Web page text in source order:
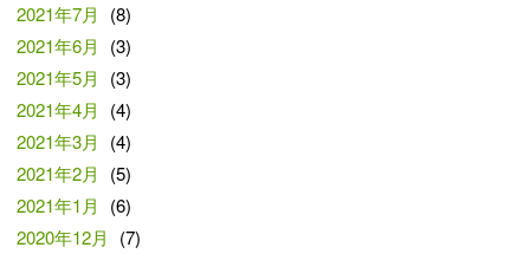
2021年7月
(8)
2021年6月
(3)
2021年5月
(3)
2021年4月
(4)
2021年3月
(4)
2021年2月
(5)
2021年1月
(6)
2020年12月
(7)